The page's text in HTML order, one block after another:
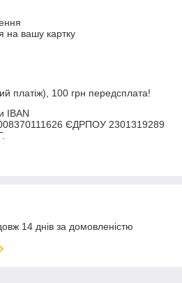
на вашу картку
платіж), 100 грн передсплата!
IBAN
ЄДРПОУ 2301319289
14 днів за домовленістю